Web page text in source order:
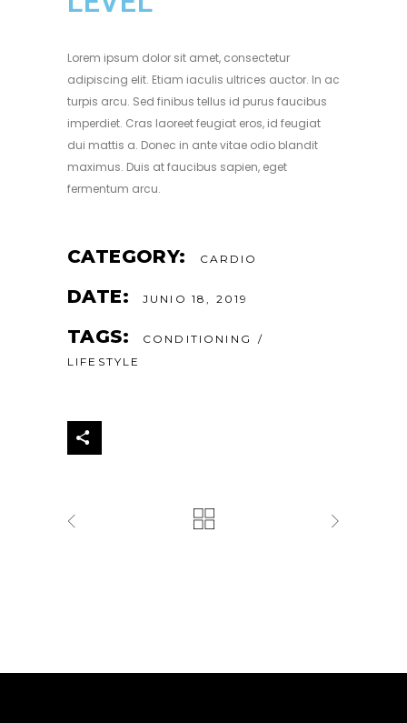
Lorem ipsum dolor sit amet, consectetur
adipiscing elit. Etiam iaculis ultrices auctor. In ac
turpis arcu. Sed finibus tellus id purus faucibus
imperdiet. Cras laoreet feugiat eros, id feugiat
dui mattis a. Donec in ante vitae odio blandit
maximus. Duis at faucibus sapien, eget
fermentum arcu.
CATEGORY: CARDIO
DATE: JUNIO 18, 2019
TAGS:
CONDITIONING
LIFESTYLE